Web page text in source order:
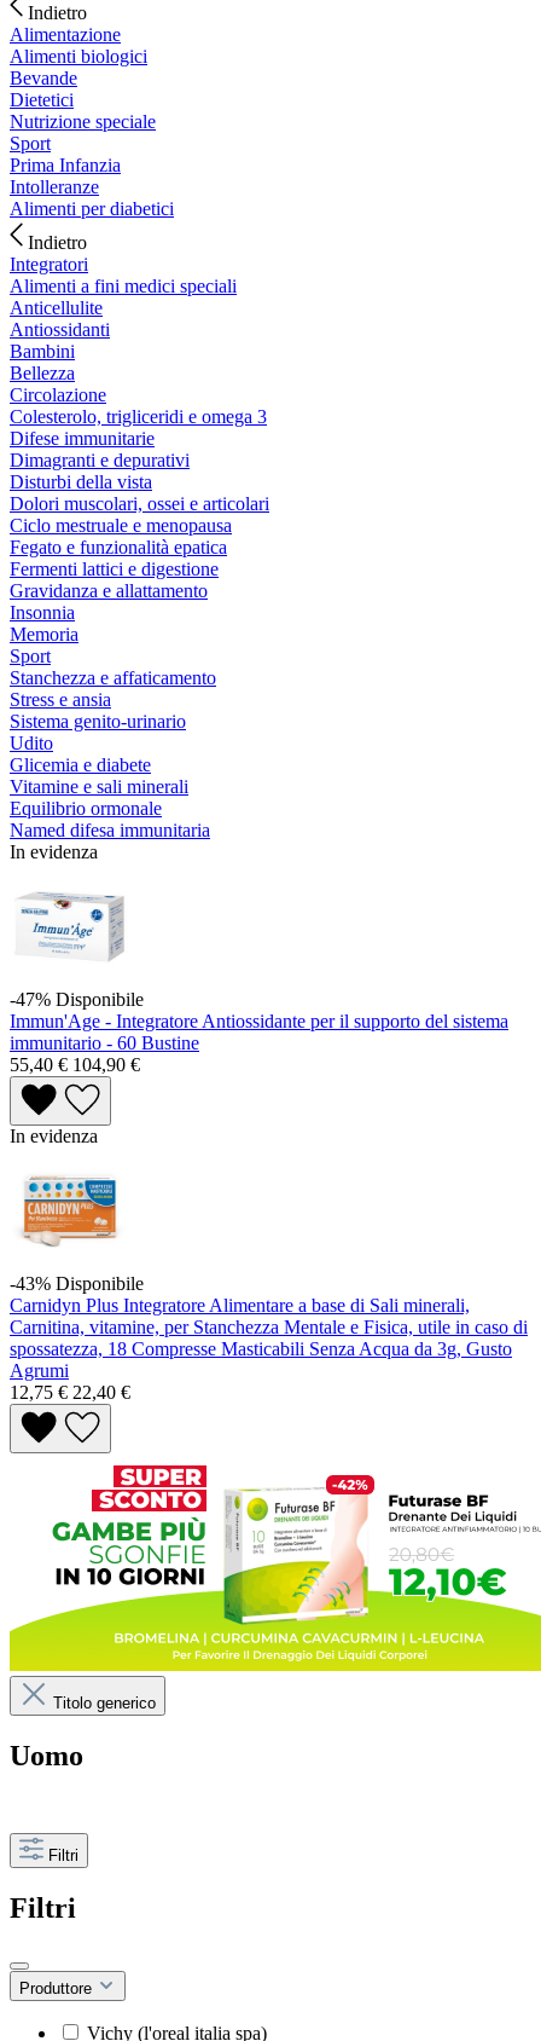
Indietro
Alimentazione
Alimenti biologici
Bevande
Dietetici
Nutrizione speciale
Sport
Prima Infanzia
Intolleranze
Alimenti per diabetici
Indietro
Integratori
Alimenti a fini medici speciali
Anticellulite
Antiossidanti
Bambini
Bellezza
Circolazione
Colesterolo, trigliceridi e omega 3
Difese immunitarie
Dimagranti e depurativi
Disturbi della vista
Dolori muscolari, ossei e articolari
Ciclo mestruale e menopausa
Fegato e funzionalità epatica
Fermenti lattici e digestione
Gravidanza e allattamento
Insonnia
Memoria
Sport
Stanchezza e affaticamento
Stress e ansia
Sistema genito-urinario
Udito
Glicemia e diabete
Vitamine e sali minerali
Equilibrio ormonale
Named difesa immunitaria
In evidenza
-47% Disponibile
Immun'Age - Integratore Antiossidante per il supporto del sistema
immunitario - 60 Bustine
55,40 € 104,90 €
In evidenza
-43% Disponibile
Carnidyn Plus Integratore Alimentare a base di Sali minerali,
Carnitina, vitamine, per Stanchezza Mentale e Fisica, utile in caso di
spossatezza, 18 Compresse Masticabili Senza Acqua da 3g, Gusto
Agrumi
12,75 € 22,40 €
Titolo generico
Uomo
Filtri
Filtri
Produttore
Vichy (l'oreal italia spa)